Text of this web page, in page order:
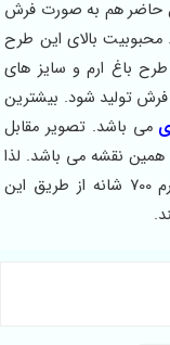
حاضر هم به صورت فرش
می شود. محبوبیت بالای این طرح
باغ ارم و سایز های
تولید شود. بیشترین
می باشد. تصویر مقابل
شده از فرش 700 شانه 10 رنگ با همین نقشه می باشد. لذا
خریداران عزیز می توانند برای تهیه فرش باغ ارم 700 شانه از طریق این